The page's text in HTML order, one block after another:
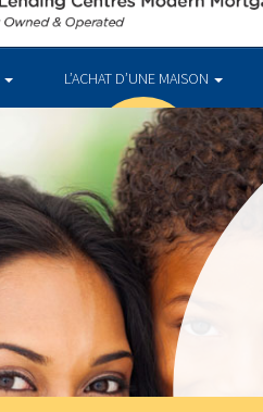
L’ACHAT D’UNE MAISON